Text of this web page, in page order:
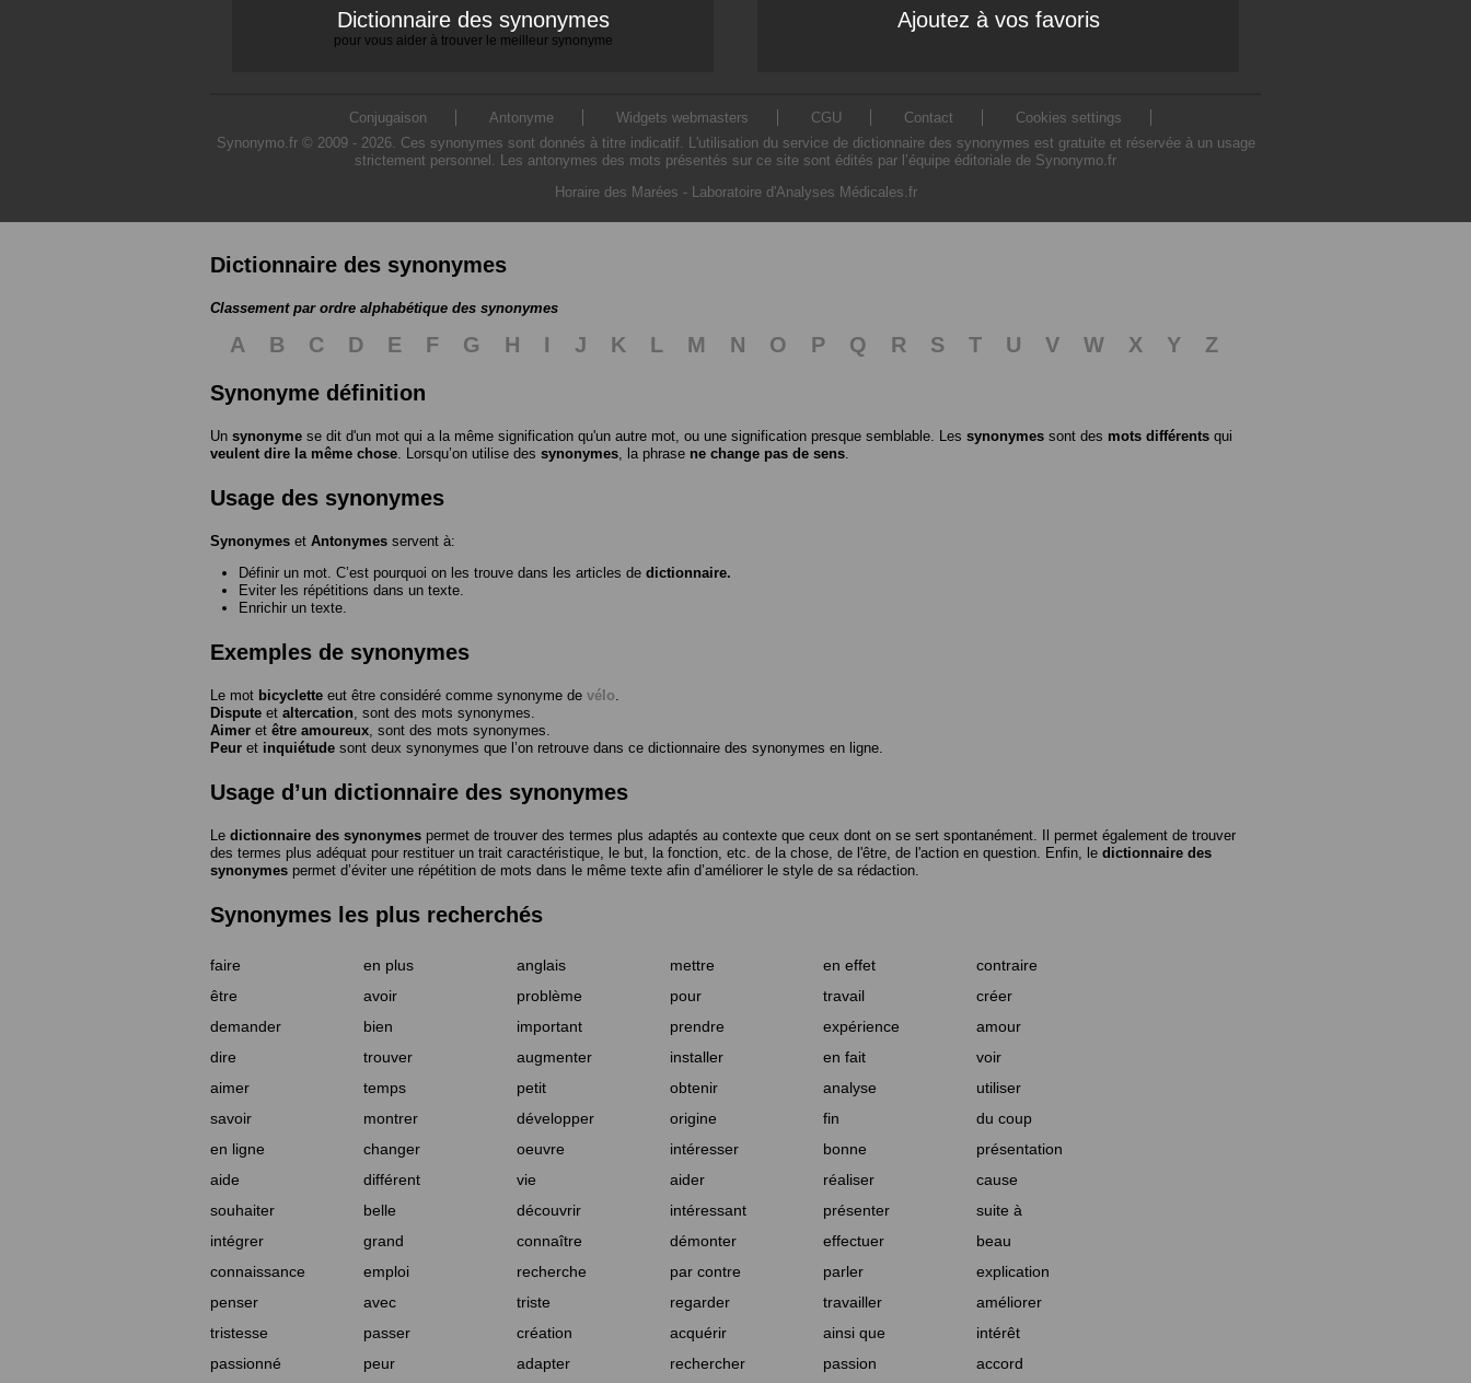
Dictionnaire des synonymes
pour vous aider à trouver le meilleur synonyme
Ajoutez à vos favoris
Conjugaison Antonyme Widgets webmasters CGU Contact
Cookies settings
Synonymo.fr © 2009 - 2026. Ces synonymes sont donnés à titre indicatif. L'utilisation du service de dictionnaire des synonymes est gratuite et réservée à un usage
strictement personnel. Les antonymes des mots présentés sur ce site sont édités par l’équipe éditoriale de Synonymo.fr
Horaire des Marées - Laboratoire d'Analyses Médicales.fr
Dictionnaire des synonymes
Classement par ordre alphabétique des synonymes
A B C D E F G H I J K L M N O P Q R S T U V W X Y
Z
Synonyme définition
Un synonyme se dit d'un mot qui a la même signification qu'un autre mot, ou une signification presque semblable. Les synonymes sont des mots différents qui
veulent dire la même chose . Lorsqu’on utilise des synonymes , la phrase ne change pas de sens
Usage des synonymes
Synonymes et Antonymes servent à:
Définir un mot. C’est pourquoi on les trouve dans les articles de dictionnaire.
Eviter les répétitions dans un texte.
Enrichir un texte.
Exemples de synonymes
Le mot bicyclette eut être considéré comme synonyme de vélo
Dispute et altercation , sont des mots synonymes.
Aimer et être amoureux , sont des mots synonymes.
Peur et inquiétude sont deux synonymes que l’on retrouve dans ce dictionnaire des synonymes en ligne.
Usage d’un dictionnaire des synonymes
Le dictionnaire des synonymes permet de trouver des termes plus adaptés au contexte que ceux dont on se sert spontanément. Il permet également de trouver
des termes plus adéquat pour restituer un trait caractéristique, le but, la fonction, etc. de la chose, de l'être, de l'action en question. Enfin, le dictionnaire des
synonymes permet d’éviter une répétition de mots dans le même texte afin d’améliorer le style de sa rédaction.
Synonymes les plus recherchés
faire en plus anglais mettre en effet
contraire
être
avoir problème pour travail
créer
demander
bien important prendre expérience
amour
dire
trouver augmenter installer en fait
voir
aimer
temps petit obtenir analyse
utiliser
savoir
montrer développer origine fin
du coup
en ligne
changer oeuvre intéresser bonne
présentation
aide
différent vie aider réaliser
cause
souhaiter
belle découvrir intéressant présenter
suite à
intégrer
grand connaître démonter effectuer
beau
connaissance
emploi recherche par contre parler
explication
penser
avec triste regarder travailler
améliorer
tristesse
passer création acquérir ainsi que
intérêt
passionné
peur adapter rechercher passion accord